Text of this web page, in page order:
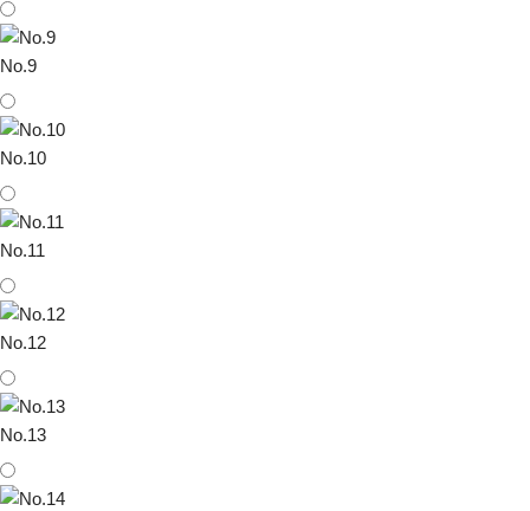
No.9
No.10
No.11
No.12
No.13